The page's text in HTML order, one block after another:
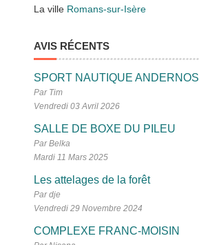
La ville Romans-sur-Isère
AVIS RÉCENTS
SPORT NAUTIQUE ANDERNOS
Par Tim
Vendredi 03 Avril 2026
SALLE DE BOXE DU PILEU
Par Belka
Mardi 11 Mars 2025
Les attelages de la forêt
Par dje
Vendredi 29 Novembre 2024
COMPLEXE FRANC-MOISIN